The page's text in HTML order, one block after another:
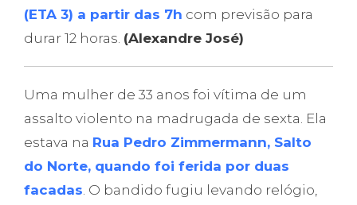
(ETA 3) a partir das 7h com previsão para
durar 12 horas. (Alexandre José)
Uma mulher de 33 anos foi vítima de um
assalto violento na madrugada de sexta. Ela
estava na Rua Pedro Zimmermann, Salto
do Norte, quando foi ferida por duas
facadas. O bandido fugiu levando relógio,